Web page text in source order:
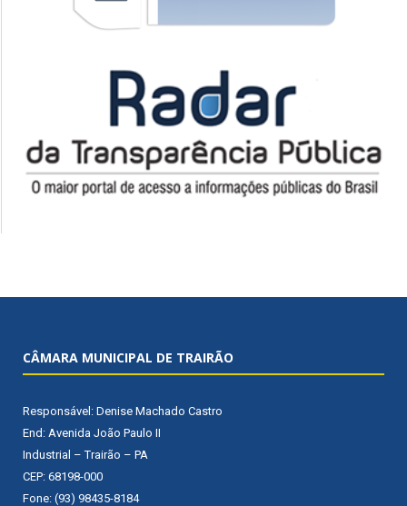
CÂMARA MUNICIPAL DE TRAIRÃO
Responsável: Denise Machado Castro
End: Avenida João Paulo II
Industrial – Trairão – PA
CEP: 68198-000
Fone: (93) 98435-8184